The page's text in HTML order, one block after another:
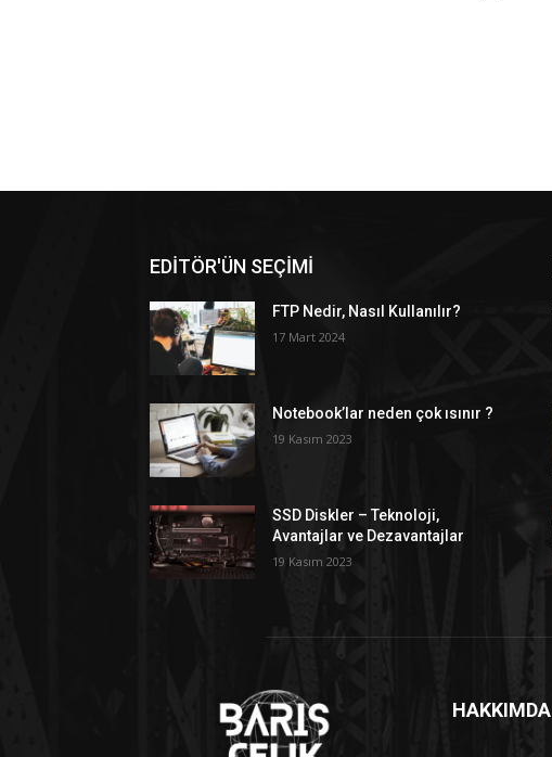
EDİTÖR'ÜN SEÇİMİ
FTP Nedir, Nasıl Kullanılır?
17 Mart 2024
Notebook’lar neden çok ısınır ?
19 Kasım 2023
SSD Diskler – Teknoloji,
Avantajlar ve Dezavantajlar
19 Kasım 2023
HAKKIMDA